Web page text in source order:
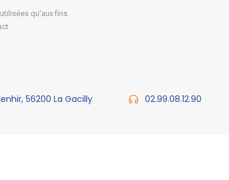
qu'aux fins
56200 La Gacilly 02.99.08.12.90